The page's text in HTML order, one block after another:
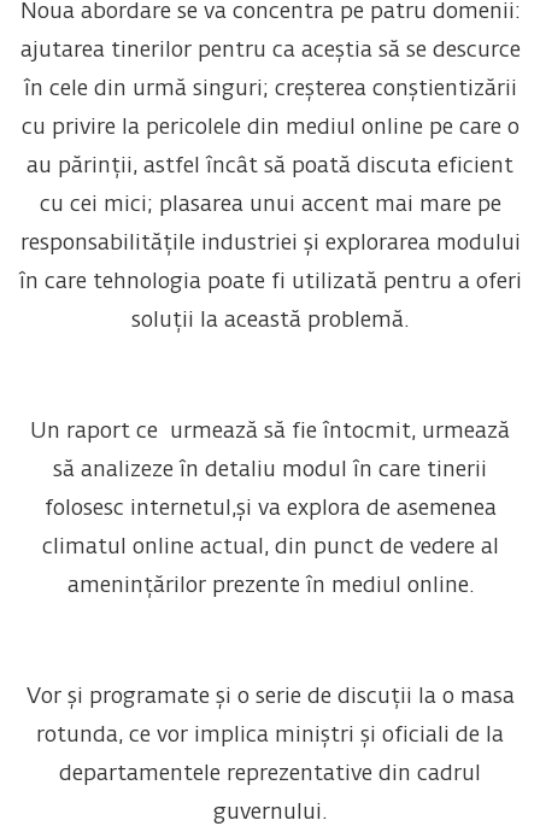
Noua abordare se va concentra pe patru domenii:
ajutarea tinerilor pentru ca aceștia să se descurce
în cele din urmă singuri; creșterea conștientizării
cu privire la pericolele din mediul online pe care o
au părinții, astfel încât să poată discuta eficient
cu cei mici; plasarea unui accent mai mare pe
responsabilitățile industriei și explorarea modului
în care tehnologia poate fi utilizată pentru a oferi
soluții la această problemă.
Un raport ce urmează să fie întocmit, urmează
să analizeze în detaliu modul în care tinerii
folosesc internetul,și va explora de asemenea
climatul online actual, din punct de vedere al
amenințărilor prezente în mediul online.
Vor și programate și o serie de discuții la o masa
rotunda, ce vor implica miniștri și oficiali de la
departamentele reprezentative din cadrul
guvernului.